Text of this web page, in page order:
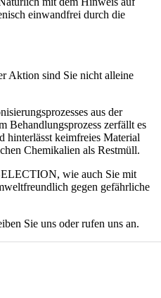
einwandfrei durch die
Aktion sind Sie nicht alleine
aus der
Behandlungsprozess zerfällt es
hinterlässt keimfreies Material
Chemikalien als Restmüll.
wie auch Sie mit
gegen gefährliche
Sie uns oder rufen uns an.